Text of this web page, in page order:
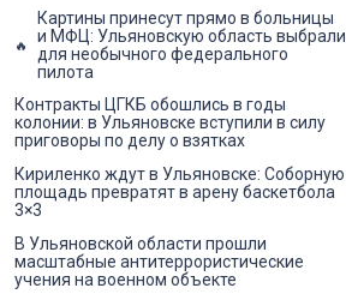
Картины принесут прямо в больницы
и МФЦ: Ульяновскую область выбрали
для необычного федерального
пилота
Контракты ЦГКБ обошлись в годы
колонии: в Ульяновске вступили в силу
приговоры по делу о взятках
Кириленко ждут в Ульяновске: Соборную
площадь превратят в арену баскетбола
3×3
В Ульяновской области прошли
масштабные антитеррористические
учения на военном объекте